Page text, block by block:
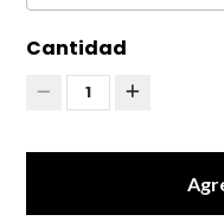
Cantidad
1